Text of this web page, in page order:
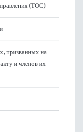
(ТОС)
призванных на
и членов их